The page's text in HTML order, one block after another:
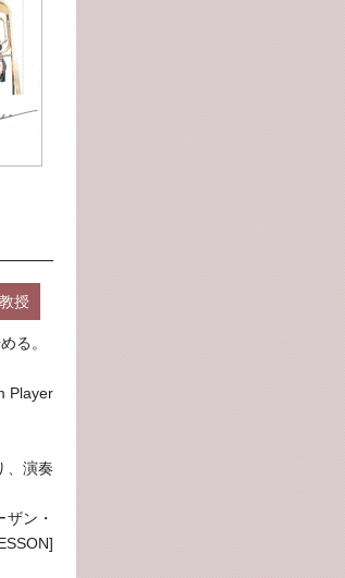
授
る。
Player
、演奏
ン・